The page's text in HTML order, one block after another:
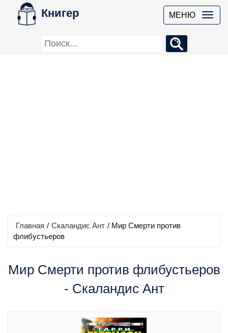
Книгер МЕНЮ
Главная / Скаландис Ант / Мир Смерти против
флибустьеров
Мир Смерти против флибустьеров
- Скаландис Ант